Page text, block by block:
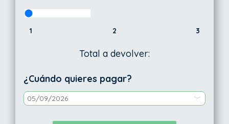
1 2 3
Total a devolver:
¿Cuándo quieres pagar?